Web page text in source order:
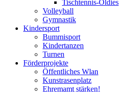
Tischtennis-Oldies
Volleyball
Gymnastik
Kindersport
Bummisport
Kindertanzen
Turnen
Förderprojekte
Öffentliches Wlan
Kunstrasenplatz
Ehremamt stärken!